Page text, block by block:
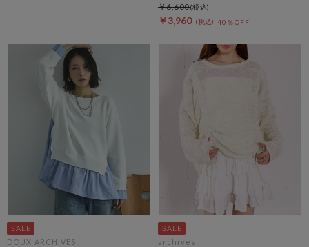
￥3,960 40％OFF
￥6,600
DOUX ARCHIVES archives